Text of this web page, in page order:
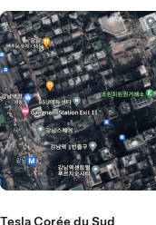
Tesla Corée du Sud